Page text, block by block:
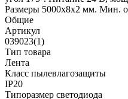
Размеры 5000х8х2 мм. Мин.
Общие
Артикул
039023(1)
Тип товара
Лента
Класс пылевлагозащиты
IP20
Типоразмер светодиода